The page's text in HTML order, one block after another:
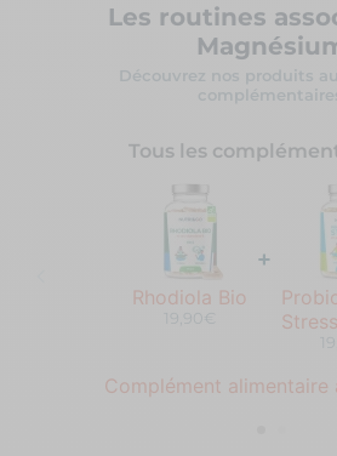
Les routines
Découvrez nos produits
Tous les
Rhodiola Bio
19,90€
+
Stress
Complément alimentaire